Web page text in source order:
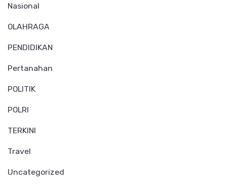
Nasional
OLAHRAGA
PENDIDIKAN
Pertanahan
POLITIK
POLRI
TERKINI
Travel
Uncategorized